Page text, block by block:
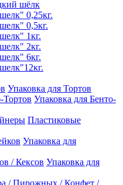
шёлк
0,25кг.
0,5кг.
1кг.
2кг.
6кг.
Упаковка для Тортов
Упаковка для Бенто-
Пластиковые
Упаковка для
Упаковка для